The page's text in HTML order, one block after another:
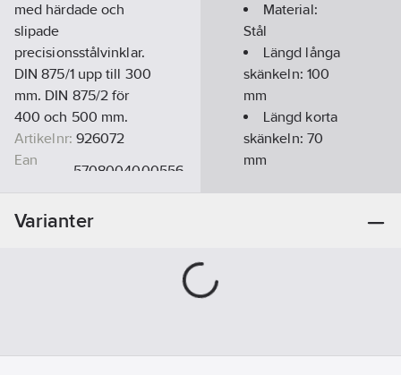
med härdade och
slipade
precisionsstålvinklar.
DIN 875/1 upp till 300
mm. DIN 875/2 för
400 och 500 mm.
Artikelnr: 926072
Ean
5708004000556
Material:
Stål
Längd långa
skänkeln: 100
mm
Längd korta
skänkeln: 70
mm
Varianter